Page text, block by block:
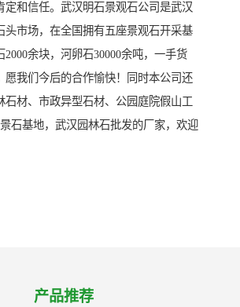
定和信任。武汉明石景观石公司是武汉
头市场，在全国拥有五座景观石开采基
2000余块，河卵石30000余吨，一手货
愿我们今后的合作愉快！同时本公司还
石材、市政异型石材、公园庭院假山工
石基地，武汉园林石批发的厂家，欢迎
产品推荐